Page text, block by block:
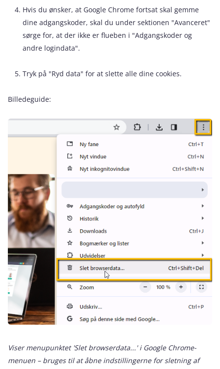
Hvis du ønsker, at Google Chrome fortsat skal gemme
dine adgangskoder, skal du under sektionen "Avanceret"
sørge for, at der ikke er flueben i "Adgangskoder og
andre logindata".
Tryk på "Ryd data" for at slette alle dine cookies.
Billedeguide:
Viser menupunktet 'Slet browserdata...' i Google Chrome-
menuen – bruges til at åbne indstillingerne for sletning af